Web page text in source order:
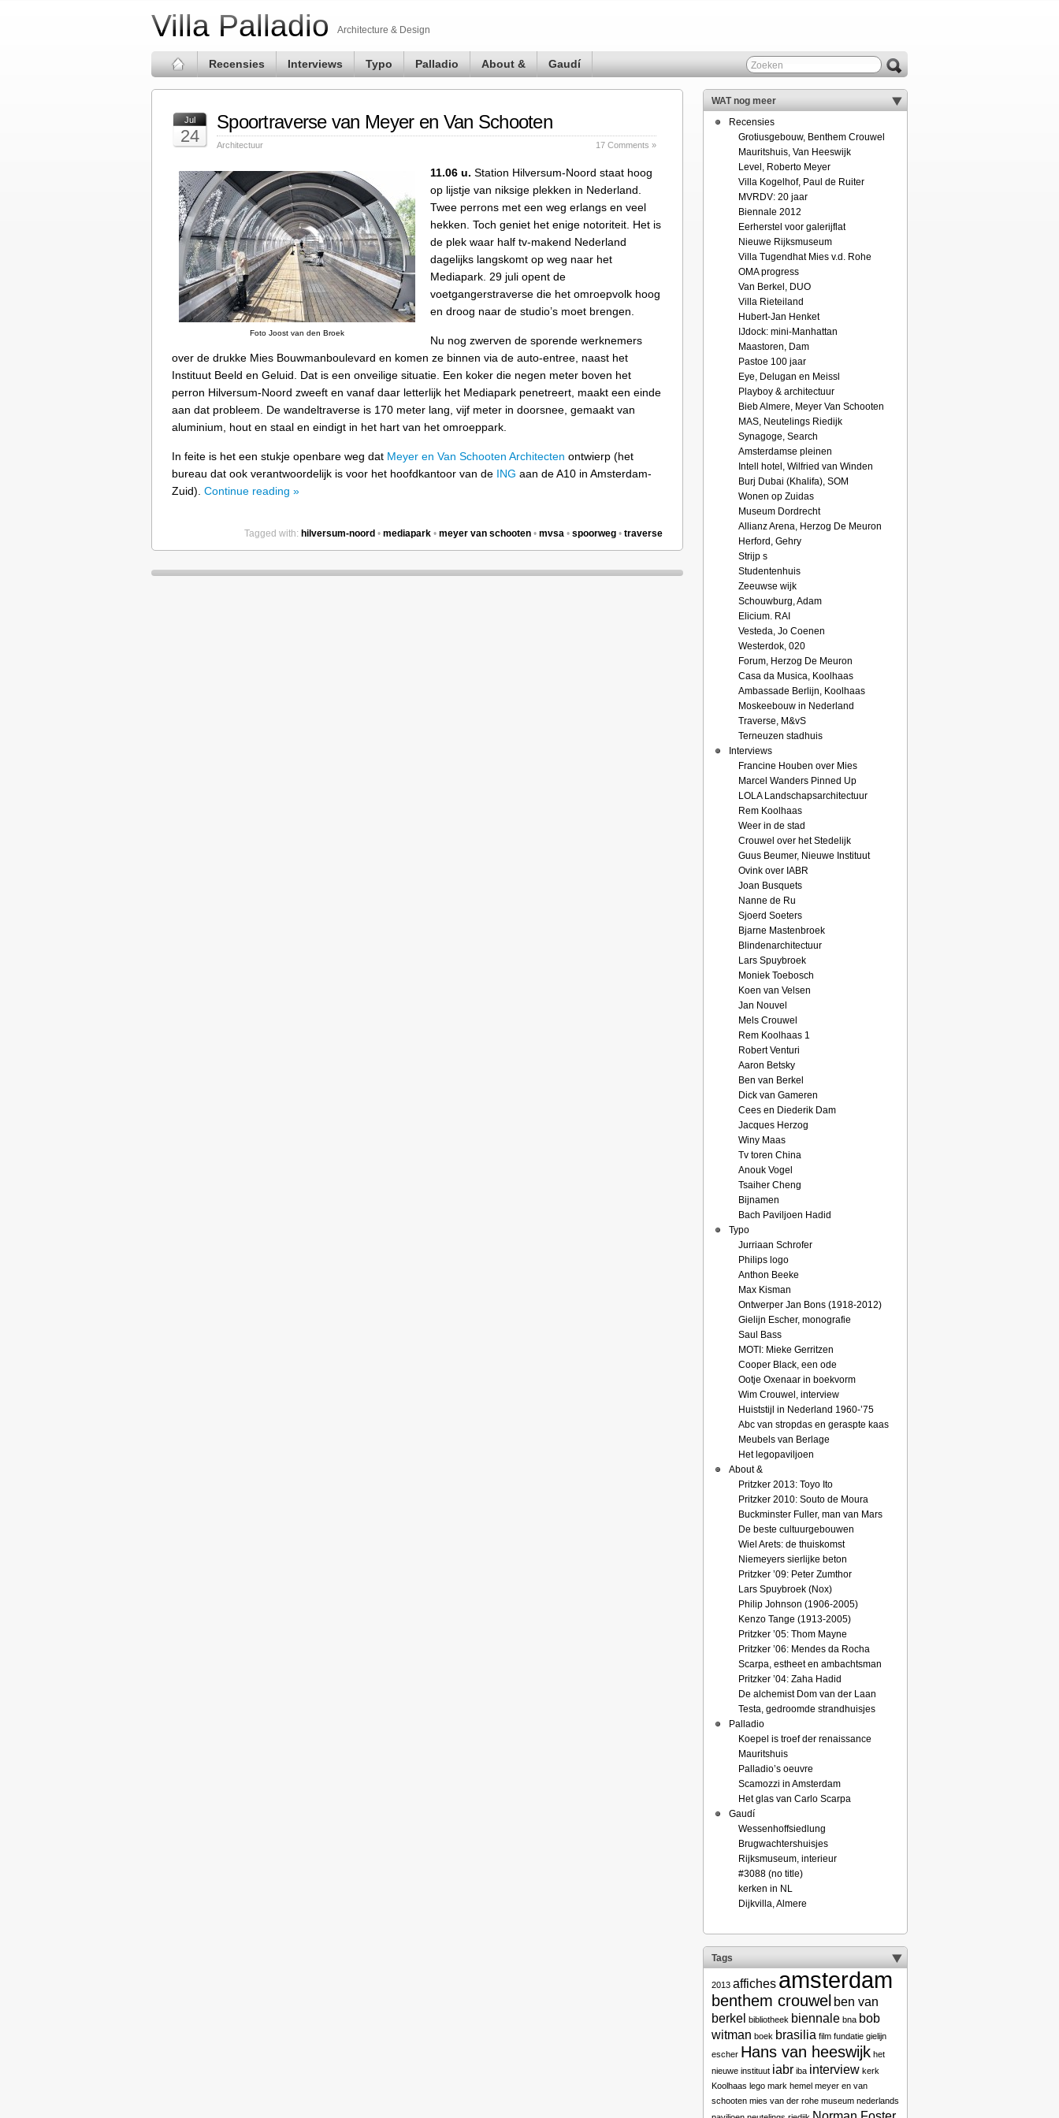
Villa Palladio Architecture & Design
Recensies Interviews Typo Palladio About & Gaudí
Jul
24
Spoortraverse van Meyer en Van Schooten
Architectuur 17 Comments »
Foto Joost van den Broek
11.06 u. Station Hilversum-Noord staat hoog
op lijstje van niksige plekken in Nederland.
Twee perrons met een weg erlangs en veel
hekken. Toch geniet het enige notoriteit. Het is
de plek waar half tv-makend Nederland
dagelijks langskomt op weg naar het
Mediapark. 29 juli opent de
voetgangerstraverse die het omroepvolk hoog
en droog naar de studio’s moet brengen.
Nu nog zwerven de sporende werknemers
over de drukke Mies Bouwmanboulevard en komen ze binnen via de auto-entree, naast het
Instituut Beeld en Geluid. Dat is een onveilige situatie. Een koker die negen meter boven het
perron Hilversum-Noord zweeft en vanaf daar letterlijk het Mediapark penetreert, maakt een einde
aan dat probleem. De wandeltraverse is 170 meter lang, vijf meter in doorsnee, gemaakt van
aluminium, hout en staal en eindigt in het hart van het omroeppark.
In feite is het een stukje openbare weg dat Meyer en Van Schooten Architecten ontwierp (het
bureau dat ook verantwoordelijk is voor het hoofdkantoor van de ING aan de A10 in Amsterdam-
Zuid). Continue reading »
Tagged with: hilversum-noord • mediapark • meyer van schooten • mvsa • spoorweg • traverse
WAT nog meer
Recensies
Grotiusgebouw, Benthem Crouwel
Mauritshuis, Van Heeswijk
Level, Roberto Meyer
Villa Kogelhof, Paul de Ruiter
MVRDV: 20 jaar
Biennale 2012
Eerherstel voor galerijflat
Nieuwe Rijksmuseum
Villa Tugendhat Mies v.d. Rohe
OMA progress
Van Berkel, DUO
Villa Rieteiland
Hubert-Jan Henket
IJdock: mini-Manhattan
Maastoren, Dam
Pastoe 100 jaar
Eye, Delugan en Meissl
Playboy & architectuur
Bieb Almere, Meyer Van Schooten
MAS, Neutelings Riedijk
Synagoge, Search
Amsterdamse pleinen
Intell hotel, Wilfried van Winden
Burj Dubai (Khalifa), SOM
Wonen op Zuidas
Museum Dordrecht
Allianz Arena, Herzog De Meuron
Herford, Gehry
Strijp s
Studentenhuis
Zeeuwse wijk
Schouwburg, Adam
Elicium. RAI
Vesteda, Jo Coenen
Westerdok, 020
Forum, Herzog De Meuron
Casa da Musica, Koolhaas
Ambassade Berlijn, Koolhaas
Moskeebouw in Nederland
Traverse, M&vS
Terneuzen stadhuis
Interviews
Francine Houben over Mies
Marcel Wanders Pinned Up
LOLA Landschapsarchitectuur
Rem Koolhaas
Weer in de stad
Crouwel over het Stedelijk
Guus Beumer, Nieuwe Instituut
Ovink over IABR
Joan Busquets
Nanne de Ru
Sjoerd Soeters
Bjarne Mastenbroek
Blindenarchitectuur
Lars Spuybroek
Moniek Toebosch
Koen van Velsen
Jan Nouvel
Mels Crouwel
Rem Koolhaas 1
Robert Venturi
Aaron Betsky
Ben van Berkel
Dick van Gameren
Cees en Diederik Dam
Jacques Herzog
Winy Maas
Tv toren China
Anouk Vogel
Tsaiher Cheng
Bijnamen
Bach Paviljoen Hadid
Typo
Jurriaan Schrofer
Philips logo
Anthon Beeke
Max Kisman
Ontwerper Jan Bons (1918-2012)
Gielijn Escher, monografie
Saul Bass
MOTI: Mieke Gerritzen
Cooper Black, een ode
Ootje Oxenaar in boekvorm
Wim Crouwel, interview
Huiststijl in Nederland 1960-’75
Abc van stropdas en geraspte kaas
Meubels van Berlage
Het legopaviljoen
About &
Pritzker 2013: Toyo Ito
Pritzker 2010: Souto de Moura
Buckminster Fuller, man van Mars
De beste cultuurgebouwen
Wiel Arets: de thuiskomst
Niemeyers sierlijke beton
Pritzker ’09: Peter Zumthor
Lars Spuybroek (Nox)
Philip Johnson (1906-2005)
Kenzo Tange (1913-2005)
Pritzker ’05: Thom Mayne
Pritzker ’06: Mendes da Rocha
Scarpa, estheet en ambachtsman
Pritzker ’04: Zaha Hadid
De alchemist Dom van der Laan
Testa, gedroomde strandhuisjes
Palladio
Koepel is troef der renaissance
Mauritshuis
Palladio’s oeuvre
Scamozzi in Amsterdam
Het glas van Carlo Scarpa
Gaudí
Wessenhoffsiedlung
Brugwachtershuisjes
Rijksmuseum, interieur
#3088 (no title)
kerken in NL
Dijkvilla, Almere
Tags
2013 affiches amsterdam
benthem crouwel ben van
berkel bibliotheek biennale bna bob
witman boek brasilia film fundatie gielijn
escher Hans van heeswijk het
nieuwe instituut iabr iba interview kerk
Koolhaas lego mark hemel meyer en van
schooten mies van der rohe museum nederlands